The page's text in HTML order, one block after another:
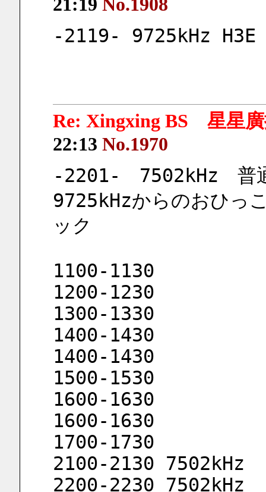
21:19 No.1908
-2119- 9725kHz H3E
Re: Xingxing BS 星星
22:13 No.1970
-2201-　7502kHz　普
9725kHzからのおひっ
ック
1100-1130
1200-1230
1300-1330
1400-1430
1400-1430
1500-1530
1600-1630
1600-1630
1700-1730
2100-2130 7502kHz
2200-2230 7502kHz